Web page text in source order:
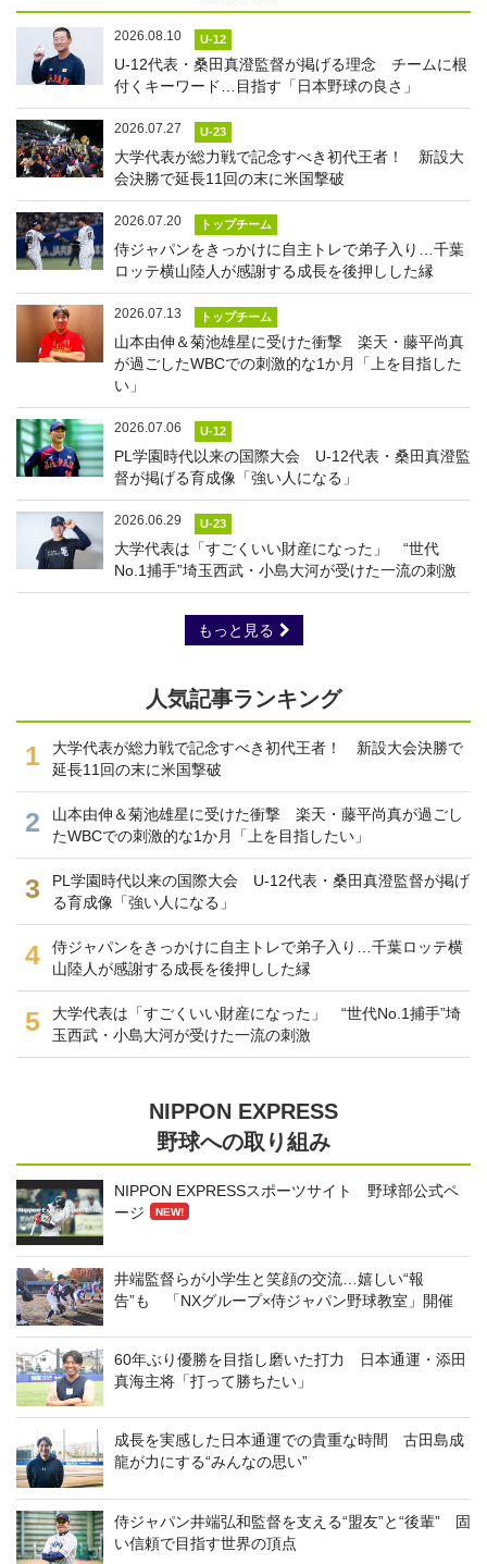
2026.08.10 U-12
U-12代表・桑田真澄監督が掲げる理念 チームに根
付くキーワード…目指す「日本野球の良さ」
2026.07.27 U-23
大学代表が総力戦で記念すべき初代王者！ 新設大
会決勝で延長11回の末に米国撃破
2026.07.20 トップチーム
侍ジャパンをきっかけに自主トレで弟子入り…千葉
ロッテ横山陸人が感謝する成長を後押しした縁
2026.07.13 トップチーム
山本由伸＆菊池雄星に受けた衝撃 楽天・藤平尚真
が過ごしたWBCでの刺激的な1か月「上を目指した
い」
2026.07.06 U-12
PL学園時代以来の国際大会 U-12代表・桑田真澄監
督が掲げる育成像「強い人になる」
2026.06.29 U-23
大学代表は「すごくいい財産になった」 “世代
No.1捕手”埼玉西武・小島大河が受けた一流の刺激
もっと見る
人気記事ランキング
1
大学代表が総力戦で記念すべき初代王者！ 新設大会決勝で
延長11回の末に米国撃破
2
山本由伸＆菊池雄星に受けた衝撃 楽天・藤平尚真が過ごし
たWBCでの刺激的な1か月「上を目指したい」
3
PL学園時代以来の国際大会 U-12代表・桑田真澄監督が掲げ
る育成像「強い人になる」
4
侍ジャパンをきっかけに自主トレで弟子入り…千葉ロッテ横
山陸人が感謝する成長を後押しした縁
5
大学代表は「すごくいい財産になった」 “世代No.1捕手”埼
玉西武・小島大河が受けた一流の刺激
NIPPON EXPRESS
野球への取り組み
NIPPON EXPRESSスポーツサイト 野球部公式ペ
ージ
NEW!
井端監督らが小学生と笑顔の交流…嬉しい“報
告”も 「NXグループ×侍ジャパン野球教室」開催
60年ぶり優勝を目指し磨いた打力 日本通運・添田
真海主将「打って勝ちたい」
成長を実感した日本通運での貴重な時間 古田島成
龍が力にする“みんなの思い”
侍ジャパン井端弘和監督を支える“盟友”と“後輩” 固
い信頼で目指す世界の頂点